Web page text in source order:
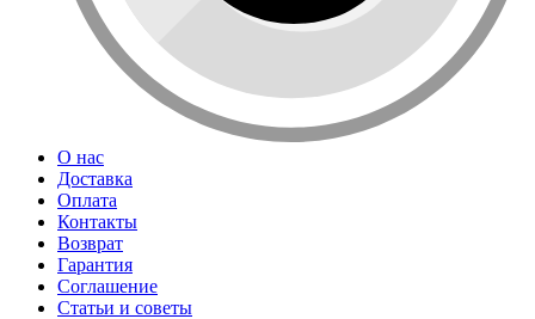
О нас
Доставка
Оплата
Контакты
Возврат
Гарантия
Соглашение
Статьи и советы